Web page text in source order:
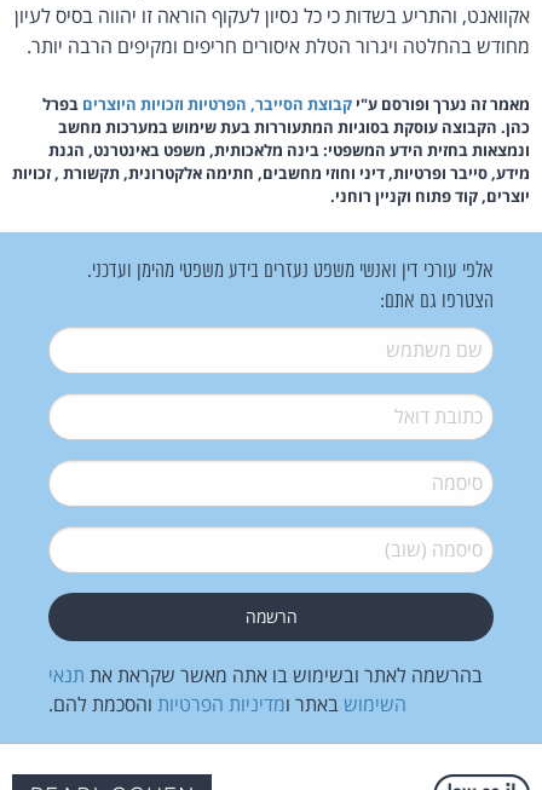
אקוואנט, והתריע בשדות כי כל נסיון לעקוף הוראה זו יהווה בסיס לעיון
מחודש בהחלטה ויגרור הטלת איסורים חריפים ומקיפים הרבה יותר.
מאמר זה נערך ופורסם ע"י קבוצת הסייבר, הפרטיות וזכויות היוצרים בפרל
כהן. הקבוצה עוסקת בסוגיות המתעוררות בעת שימוש במערכות מחשב
ונמצאות בחזית הידע המשפטי: בינה מלאכותית, משפט באינטרנט, הגנת
מידע, סייבר ופרטיות, דיני וחוזי מחשבים, חתימה אלקטרונית, תקשורת , זכויות
יוצרים, קוד פתוח וקניין רוחני.
אלפי עורכי דין ואנשי משפט נעזרים בידע משפטי מהימן ועדכני.
הצטרפו גם אתם:
שם משתמש*
דואל*
סיסמה*
סיסמה (שוב)*
בהרשמה לאתר ובשימוש בו אתה מאשר שקראת את תנאי
השימוש באתר ומדיניות הפרטיות והסכמת להם.